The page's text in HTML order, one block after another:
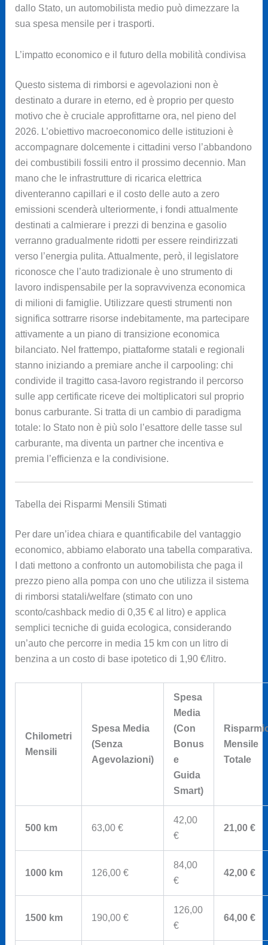
dallo Stato, un automobilista medio può dimezzare la
sua spesa mensile per i trasporti.
L’impatto economico e il futuro della mobilità condivisa
Questo sistema di rimborsi e agevolazioni non è
destinato a durare in eterno, ed è proprio per questo
motivo che è cruciale approfittarne ora, nel pieno del
2026. L’obiettivo macroeconomico delle istituzioni è
accompagnare dolcemente i cittadini verso l’abbandono
dei combustibili fossili entro il prossimo decennio. Man
mano che le infrastrutture di ricarica elettrica
diventeranno capillari e il costo delle auto a zero
emissioni scenderà ulteriormente, i fondi attualmente
destinati a calmierare i prezzi di benzina e gasolio
verranno gradualmente ridotti per essere reindirizzati
verso l’energia pulita. Attualmente, però, il legislatore
riconosce che l’auto tradizionale è uno strumento di
lavoro indispensabile per la sopravvivenza economica
di milioni di famiglie. Utilizzare questi strumenti non
significa sottrarre risorse indebitamente, ma partecipare
attivamente a un piano di transizione economica
bilanciato. Nel frattempo, piattaforme statali e regionali
stanno iniziando a premiare anche il carpooling: chi
condivide il tragitto casa-lavoro registrando il percorso
sulle app certificate riceve dei moltiplicatori sul proprio
bonus carburante. Si tratta di un cambio di paradigma
totale: lo Stato non è più solo l’esattore delle tasse sul
carburante, ma diventa un partner che incentiva e
premia l’efficienza e la condivisione.
Tabella dei Risparmi Mensili Stimati
Per dare un’idea chiara e quantificabile del vantaggio
economico, abbiamo elaborato una tabella comparativa.
I dati mettono a confronto un automobilista che paga il
prezzo pieno alla pompa con uno che utilizza il sistema
di rimborsi statali/welfare (stimato con uno
sconto/cashback medio di 0,35 € al litro) e applica
semplici tecniche di guida ecologica, considerando
un’auto che percorre in media 15 km con un litro di
benzina a un costo di base ipotetico di 1,90 €/litro.
Chilometri
Mensili
Spesa Media
(Senza
Agevolazioni)
Spesa
Media
(Con
Bonus
e
Guida
Smart)
Mensile
Totale
500 km 63,00 €
42,00
€
21,00 €
1000 km 126,00 €
84,00
€
42,00 €
1500 km 190,00 €
126,00
€
64,00 €